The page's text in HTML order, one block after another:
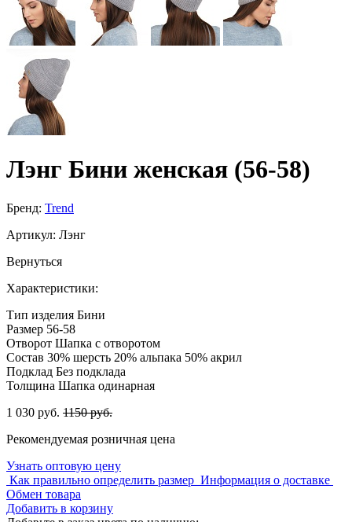
Лэнг Бини женская (56-58)
Бренд: Trend
Артикул: Лэнг
Вернуться
Характеристики:
Тип изделия Бини
Размер 56-58
Отворот Шапка с отворотом
Состав 30% шерсть 20% альпака 50% акрил
Подклад Без подклада
Толщина Шапка одинарная
1 030 руб. 1150 руб.
Рекомендуемая розничная цена
Узнать оптовую цену
Как правильно определить размер Информация о доставке
Обмен товара
Добавить в корзину